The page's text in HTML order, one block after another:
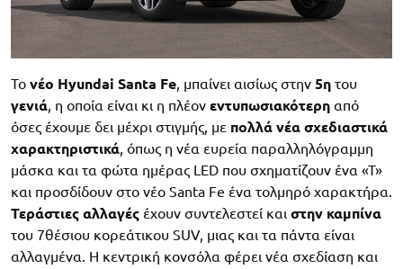
Το νέο Hyundai Santa Fe, μπαίνει αισίως στην 5η του
γενιά, η οποία είναι κι η πλέον εντυπωσιακότερη από
όσες έχουμε δει μέχρι στιγμής, με πολλά νέα σχεδιαστικά
χαρακτηριστικά, όπως η νέα ευρεία παραλληλόγραμμη
μάσκα και τα φώτα ημέρας LED που σχηματίζουν ένα «Τ»
και προσδίδουν στο νέο Santa Fe ένα τολμηρό χαρακτήρα.
Τεράστιες αλλαγές έχουν συντελεστεί και στην καμπίνα
του 7θέσιου κορεάτικου SUV, μιας και τα πάντα είναι
αλλαγμένα. Η κεντρική κονσόλα φέρει νέα σχεδίαση και